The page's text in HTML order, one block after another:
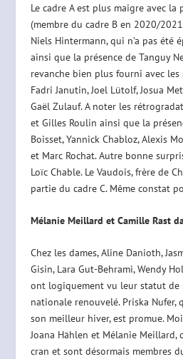
Le cadre A est plus maigre avec
(membre du cadre B en 2020/
Niels Hintermann, qui n’a pas été
ainsi que la présence de Tanguy
revanche bien plus fourni avec les
Fadri Janutin, Joel Lütolf, Josua
Gaël Zulauf. A noter les
et Gilles Roulin ainsi que la
Boisset, Yannick Chabloz, Alexis
et Marc Rochat. Autre bonne
Loïc Chable. Le Vaudois, frère de
partie du cadre C. Même constat
Mélanie Meillard et Camille Rast
Chez les dames, Aline Danioth,
Gisin, Lara Gut-Behrami, Wendy
ont logiquement vu leur statut de
nationale renouvelé. Priska Nufer,
son meilleur hiver, est promue.
Joana Hählen et Mélanie Meillard,
cran et sont désormais membres